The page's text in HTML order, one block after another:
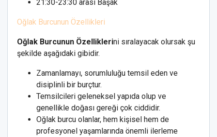
21:30-23:30 arası Başak
Oğlak Burcunun Özellikleri
Oğlak Burcunun Özelliklerini sıralayacak olursak şu
şekilde aşağıdaki gibidir.
Zamanlamayı, sorumluluğu temsil eden ve
disiplinli bir burçtur.
Temsilcileri geleneksel yapıda olup ve
genellikle doğası gereği çok ciddidir.
Oğlak burcu olanlar, hem kişisel hem de
profesyonel yaşamlarında önemli ilerleme